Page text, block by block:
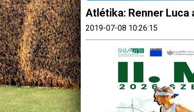
Atlétika: Renner Luca
2019-07-08 10:26:15